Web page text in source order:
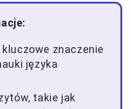
znaczenie
języka
takie jak